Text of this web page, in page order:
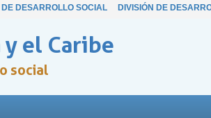
DESARROLLO SOCIAL DIVISIÓN DE
el Caribe
social